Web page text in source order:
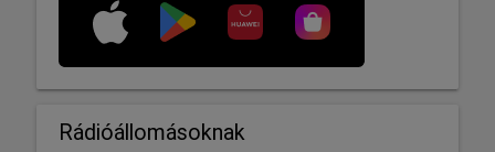
Rádióállomásoknak